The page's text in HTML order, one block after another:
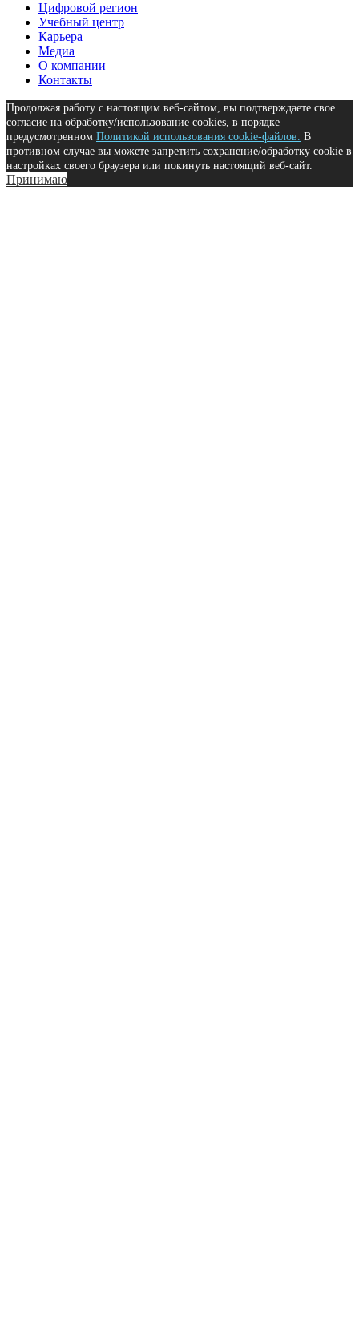
Цифровой регион
Учебный центр
Карьера
Медиа
О компании
Контакты
Продолжая работу с настоящим веб-сайтом, вы подтверждаете свое
согласие на обработку/использование cookies, в порядке
предусмотренном Политикой использования cookie-файлов. В
противном случае вы можете запретить сохранение/обработку cookie в
настройках своего браузера или покинуть настоящий веб-сайт.
Принимаю